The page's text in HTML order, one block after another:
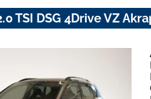
TSI DSG 4Drive VZ